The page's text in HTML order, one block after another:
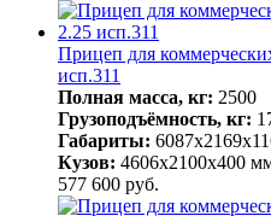
Прицеп для
исп.311
Полная масса, кг: 2500
Грузоподъёмность, кг:
Габариты:
Кузов: 4606х2100х400
577 600 руб.